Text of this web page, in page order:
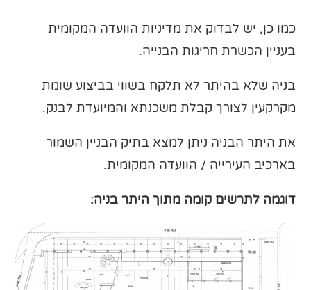
כמו כן, יש לבדוק את מדיניות הוועדה המקומית
בעניין הכשרת חריגות הבנייה.
בניה שלא בהיתר לא תלקח בשווי בביצוע שומת
מקרקעין לצורך קבלת משכנתא והמיועדת לבנק.
את היתר הבניה ניתן למצא בתיק הבניין השמור
בארכיב העירייה / הוועדה המקומית.
דוגמה לתרשים קומה מתוך היתר בניה: